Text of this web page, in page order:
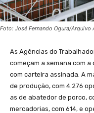
Foto: José Fernando Ogura/Arquivo
As Agências do
começam a semana com a
com carteira assinada. A
de produção, com 4.276
as de abatedor de porco,
mercadorias, com 614, e